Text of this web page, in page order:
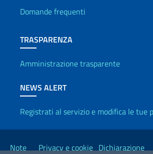
Domande frequenti
TRASPARENZA
Amministrazione trasparente
NEWS ALERT
Registrati al servizio e modifica le tue
Link Utili
Note
Privacy e cookie Dichiarazione